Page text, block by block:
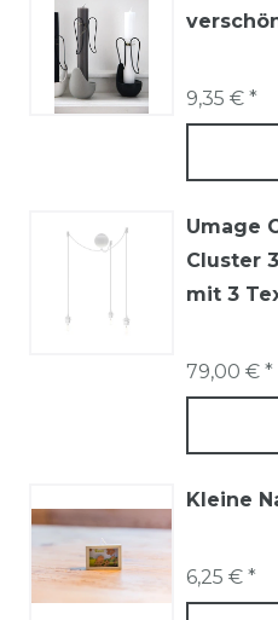
9,35 € *
Umage
Cluster
mit 3
79,00 € *
Kleine
6,25 € *